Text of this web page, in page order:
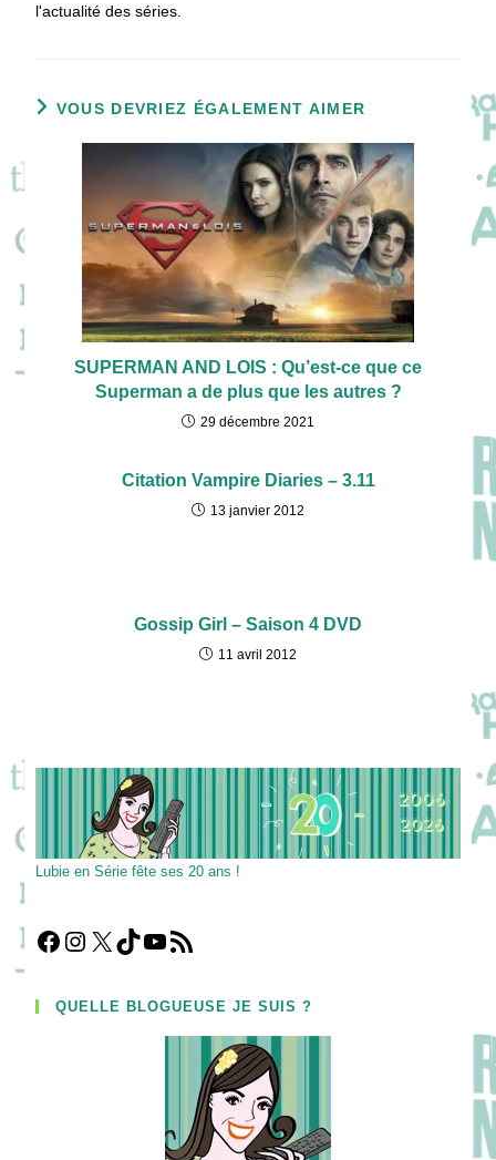
l'actualité des séries.
VOUS DEVRIEZ ÉGALEMENT AIMER
SUPERMAN AND LOIS : Qu’est-ce que ce
Superman a de plus que les autres ?
29 décembre 2021
Citation Vampire Diaries – 3.11
13 janvier 2012
Gossip Girl – Saison 4 DVD
11 avril 2012
Lubie en Série fête ses 20 ans !
Facebook
Instagram
X TikTokYouTube
Flux RSS
QUELLE BLOGUEUSE JE SUIS ?